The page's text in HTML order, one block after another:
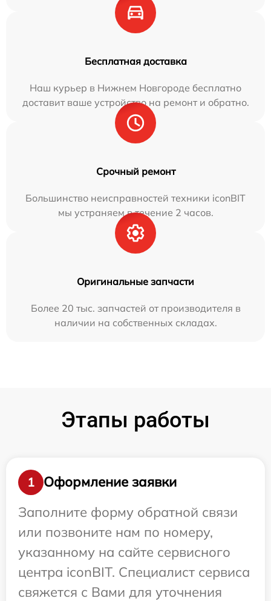
Бесплатная доставка
Наш курьер в Нижнем Новгороде бесплатно
доставит ваше устройство на ремонт и обратно.
Срочный ремонт
Большинство неисправностей техники iconBIT
мы устраняем в течение 2 часов.
Оригинальные запчасти
Более 20 тыс. запчастей от производителя в
наличии на собственных складах.
Этапы работы
1
Оформление заявки
Заполните форму обратной связи
или позвоните нам по номеру,
указанному на сайте сервисного
центра iconBIT. Специалист сервиса
свяжется с Вами для уточнения